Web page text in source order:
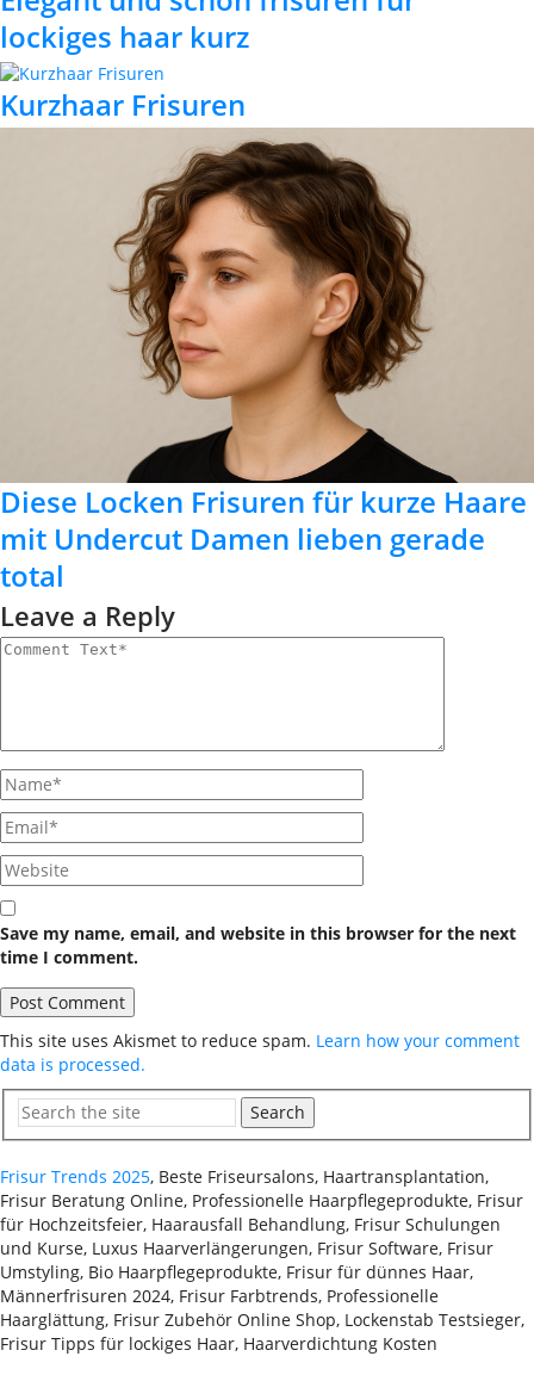
lockiges haar kurz
Kurzhaar Frisuren
Diese Locken Frisuren für kurze Haare
mit Undercut Damen lieben gerade
total
Leave a Reply
Save my name, email, and website in this browser for the next
time I comment.
This site uses Akismet to reduce spam. Learn how your comment
data is processed.
Search
Frisur Trends 2025, Beste Friseursalons, Haartransplantation,
Frisur Beratung Online, Professionelle Haarpflegeprodukte, Frisur
für Hochzeitsfeier, Haarausfall Behandlung, Frisur Schulungen
und Kurse, Luxus Haarverlängerungen, Frisur Software, Frisur
Umstyling, Bio Haarpflegeprodukte, Frisur für dünnes Haar,
Männerfrisuren 2024, Frisur Farbtrends, Professionelle
Haarglättung, Frisur Zubehör Online Shop, Lockenstab Testsieger,
Frisur Tipps für lockiges Haar, Haarverdichtung Kosten